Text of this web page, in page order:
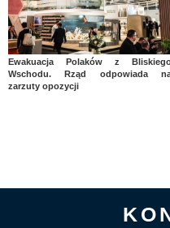
Ewakuacja Polaków z
Wschodu. Rząd odpowiada
zarzuty opozycji